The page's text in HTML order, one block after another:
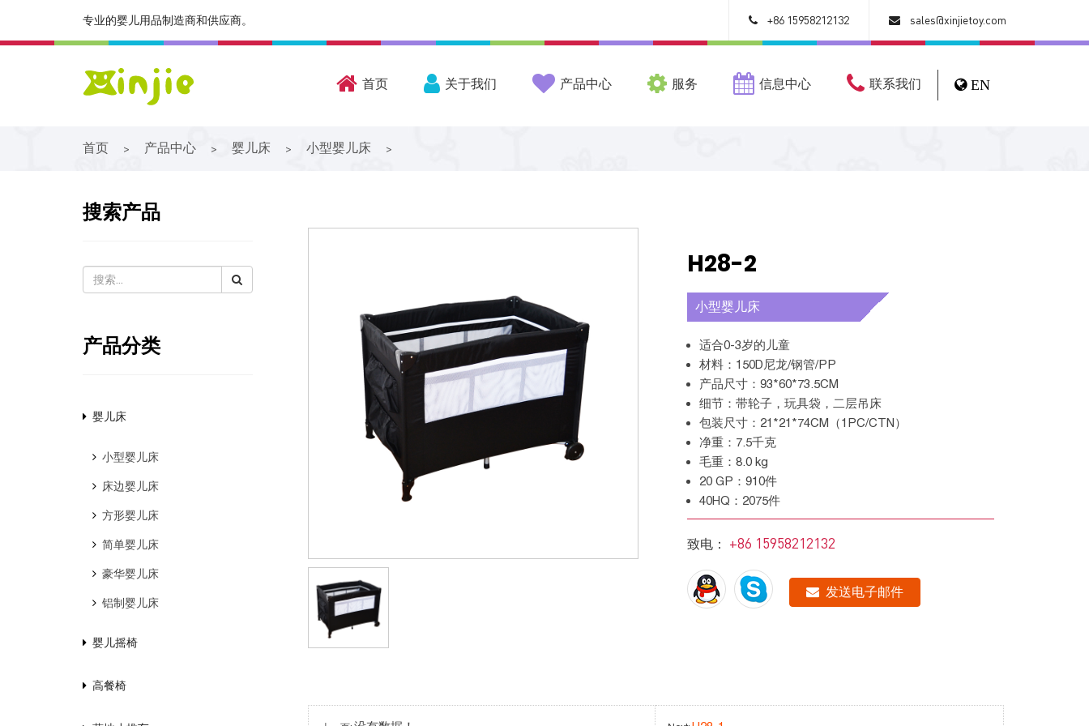
专业的婴儿用品制造商和供应商。 sales@xinjietoy.com
+86 15958212132
EN
首页 关于我们 产品中心 服务 信息中心 联系我们
首页 > 产品中心 > 婴儿床 > 小型婴儿床 >
搜索产品
产品分类
婴儿床
小型婴儿床
床边婴儿床
方形婴儿床
简单婴儿床
豪华婴儿床
铝制婴儿床
婴儿摇椅
高餐椅
H28-2
小型婴儿床
适合0-3岁的儿童
材料：150D尼龙/钢管/PP
产品尺寸：93*60*73.5CM
细节：带轮子，玩具袋，二层吊床
包装尺寸：21*21*74CM（1PC/CTN）
净重：7.5千克
毛重：8.0 kg
20 GP：910件
40HQ：2075件
致电： +86 15958212132
发送电子邮件